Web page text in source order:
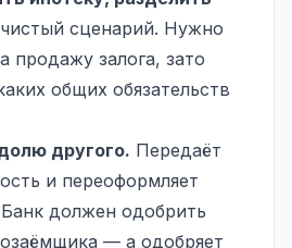
сценарий. Нужно
продажу залога, зато
общих обязательств
другого. Передаёт
и переоформляет
Банк должен одобрить
— а одобряет